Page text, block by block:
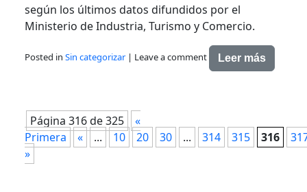
según los últimos datos difundidos por el
Ministerio de Industria, Turismo y Comercio.
Posted in Sin categorizar | Leave a comment Leer más
Página 316 de 325
«
Primera
« ... 10 20 30 ... 314 315 316
»